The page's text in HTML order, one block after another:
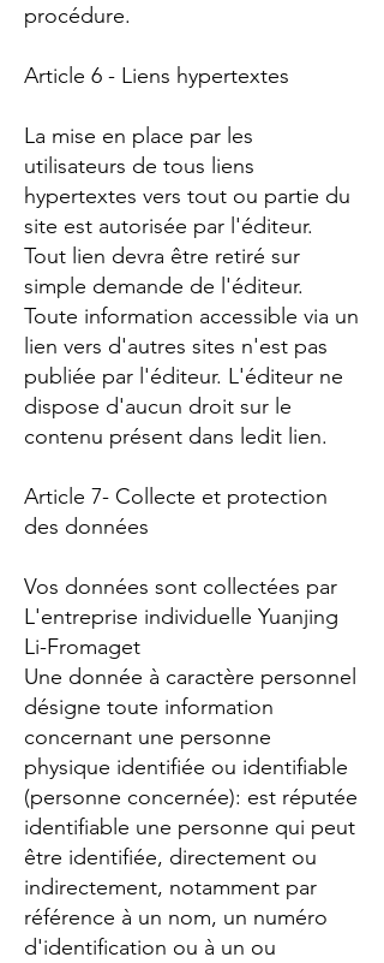
procédure.
Article 6 - Liens hypertextes
La mise en place par les
utilisateurs de tous liens
hypertextes vers tout ou partie du
site est autorisée par l'éditeur.
Tout lien devra être retiré sur
simple demande de l'éditeur.
Toute information accessible via un
lien vers d'autres sites n'est pas
publiée par l'éditeur. L'éditeur ne
dispose d'aucun droit sur le
contenu présent dans ledit lien.
Article 7- Collecte et protection
des données
Vos données sont collectées par
L'entreprise individuelle Yuanjing
Li-Fromaget
Une donnée à caractère personnel
désigne toute information
concernant une personne
physique identifiée ou identifiable
(personne concernée): est réputée
identifiable une personne qui peut
être identifiée, directement ou
indirectement, notamment par
référence à un nom, un numéro
d'identification ou à un ou